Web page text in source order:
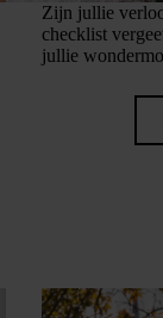
Zijn jullie
checklist
jullie